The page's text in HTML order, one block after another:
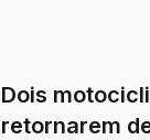
Dois
retornarem